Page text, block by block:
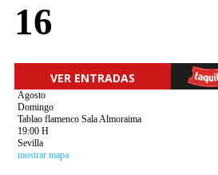
16
VER ENTRADAS
Agosto
Domingo
Tablao flamenco Sala Almoraima
19:00 H
Sevilla
mostrar mapa